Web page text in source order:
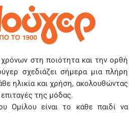
στη ποιότητα και την ορθή
σχεδιάζει σήμερα μια πλήρη
ηλικία και χρήση, ακολουθώντας
της μόδας.
Ομίλου είναι το κάθε παιδί να